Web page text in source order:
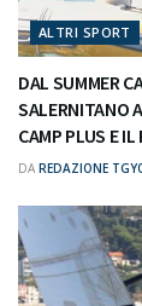
ALTRI SPORT
DAL SUMMER
SALERNITANO
CAMP PLUS E
DA REDAZIONE